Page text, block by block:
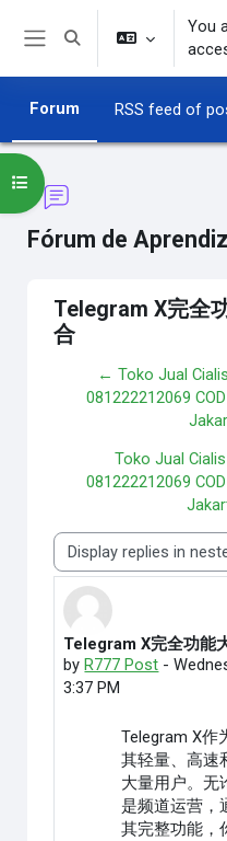
Skip to main content
Toggle search input
You
Forum RSS feed of
Fórum de
Open course index
Telegram X完全
合
← Toko Jual
081222212069
Toko Jual
081222212069
Display mode
Telegram X完全功能
by R777 Post -
3:37 PM
Number of replies: 0
Telegram X作
其轻量、高速
大量用户。无
是频道运营，
其完整功能，